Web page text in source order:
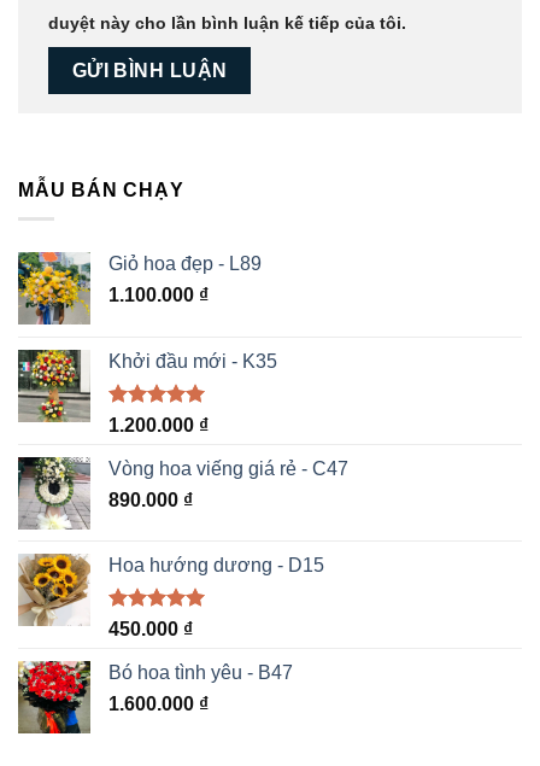
duyệt này cho lần bình luận kế tiếp của tôi.
MẪU BÁN CHẠY
Giỏ hoa đẹp - L89
1.100.000 ₫
Khởi đầu mới - K35
Được xếp
5 sao
1.200.000 ₫
Vòng hoa viếng giá rẻ - C47
890.000 ₫
Hoa hướng dương - D15
Được xếp
5 sao
450.000 ₫
Bó hoa tình yêu - B47
1.600.000 ₫